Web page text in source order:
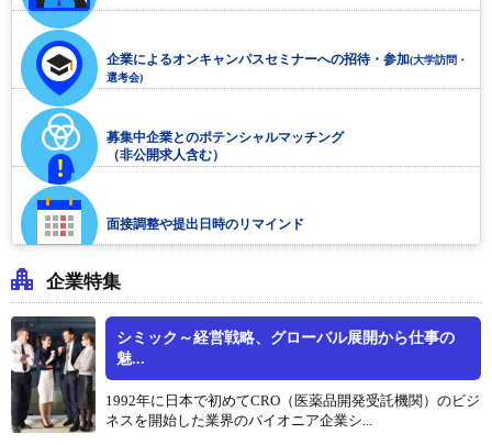
企業によるオンキャンパスセミナーへの招待・参加(大学訪問・
選考会)
募集中企業とのポテンシャルマッチング
（非公開求人含む）
面接調整や提出日時のリマインド
企業特集
シミック～経営戦略、グローバル展開から仕事の
魅...
1992年に日本で初めてCRO（医薬品開発受託機関）のビジ
ネスを開始した業界のパイオニア企業シ...